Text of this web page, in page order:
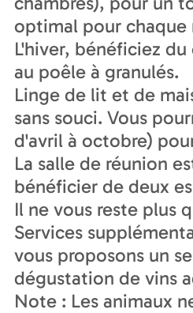
optimal pour
L'hiver, bénéficiez
au poêle à granulés.
Linge de lit et de
sans souci. Vous
d'avril à octobre)
La salle de réunion
bénéficier de deux
Il ne vous reste plus
Services
vous proposons un
dégustation de vins
Note : Les animaux